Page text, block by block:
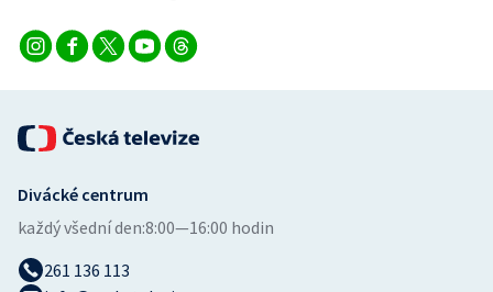
Divácké centrum
každý všední den:8:00—16:00 hodin
261 136 113